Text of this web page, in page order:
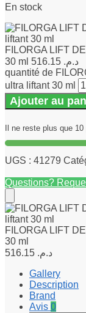
En stock
FILORGA LIFT
30 ml
د.م.
quantité de
ultra liftant 30 ml
Ajouter au
Il ne reste plus que
UGS : 41279
Questions?
FILORGA LIFT
30 ml
د.م.
Gallery
Description
Brand
Avis 0